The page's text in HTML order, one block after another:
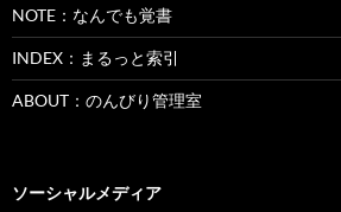
NOTE：なんでも覚書
INDEX：まるっと索引
ABOUT：のんびり管理室
ソーシャルメディア